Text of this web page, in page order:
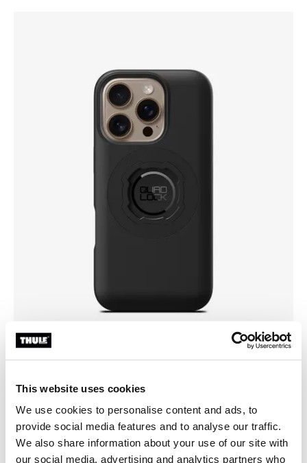
This website uses cookies
We use cookies to personalise content and ads, to
provide social media features and to analyse our traffic.
We also share information about your use of our site with
our social media, advertising and analytics partners who
Choisissez une coque